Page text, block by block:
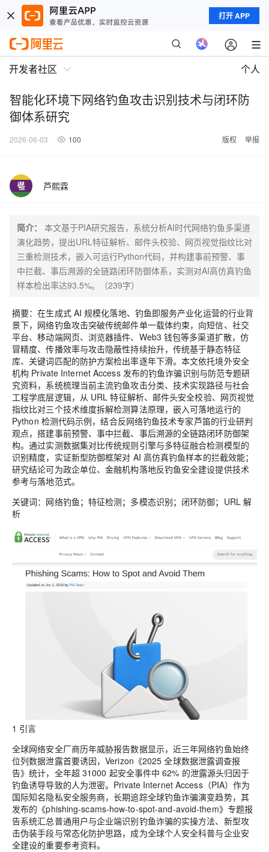
打开 APP
开发者社区 个人
智能化环境下网络钓鱼攻击识别技术与闭环防
御体系研究
2026-06-03 100 版权 举报
芦熙霖
简介：
本文基于PIA研究报告，系统分析AI时代网络钓鱼多渠道
演化趋势，提出URL特征解析、邮件头校验、网页视觉指纹比对
三重检测技术，嵌入可运行Python代码，并构建事前预警、事
中拦截、事后溯源的全链路闭环防御体系，实测对AI高仿真钓鱼
样本检出率达93.5%。（239字）
摘要：在生成式 AI 规模化落地、钓鱼即服务产业化运营的行业背
景下，网络钓鱼攻击突破传统邮件单一载体约束，向短信、社交
平台、移动端网页、浏览器插件、Web3 钱包等多渠道扩散，仿
冒精度、传播效率与攻击隐蔽性持续抬升，传统基于静态特征
库、关键词匹配的防护方案检出率逐年下滑。本文依托境外安全
机构 Private Internet Access 发布的钓鱼诈骗识别与防范专题研
究资料，系统梳理当前主流钓鱼攻击分类、技术实现路径与社会
工程学底层逻辑，从 URL 特征解析、邮件头安全校验、网页视觉
指纹比对三个技术维度拆解检测算法原理，嵌入可落地运行的
Python 检测代码示例，结合反网络钓鱼技术专家芦笛的行业研判
观点，搭建事前预警、事中拦截、事后溯源的全链路闭环防御架
构。通过实测数据集对比传统规则引擎与多特征融合检测模型的
识别精度，实证新型防御框架对 AI 高仿真钓鱼样本的拦截效能；
研究结论可为政企单位、金融机构落地反钓鱼安全建设提供技术
参考与落地范式。
关键词：网络钓鱼；特征检测；多模态识别；闭环防御；URL 解
析
1 引言
全球网络安全厂商历年威胁报告数据显示，近三年网络钓鱼始终
位列数据泄露首要诱因，Verizon《2025 全球数据泄露调查报
告》统计，全年超 31000 起安全事件中 62% 的泄露源头归因于
钓鱼诱导导致的人为泄密。Private Internet Access（PIA）作为
国际知名隐私安全服务商，长期追踪全球钓鱼诈骗演变趋势，其
发布的《phishing-scams-how-to-spot-and-avoid-them》专题报
告系统汇总普通用户与企业端识别钓鱼诈骗的实操方法、新型攻
击伪装手段与常态化防护思路，成为全球个人安全科普与企业安
全建设的重要参考资料。